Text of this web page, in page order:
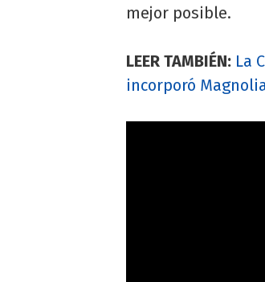
mejor posible.
LEER TAMBIÉN: La
incorporó